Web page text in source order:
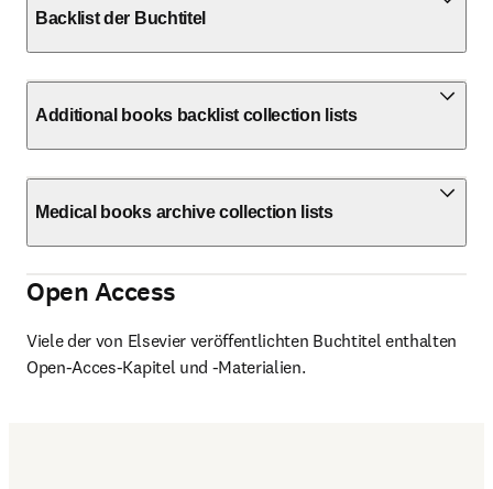
Backlist der Buchtitel
Additional books backlist collection lists
Medical books archive collection lists
Open Access
Viele der von Elsevier veröffentlichten Buchtitel enthalten
Open-Acces-Kapitel und -Materialien.